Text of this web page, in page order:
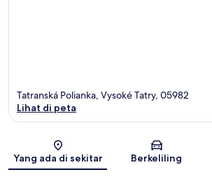
Peta
Tatranská Polianka, Vysoké Tatry, 05982
Lihat di peta
Yang ada di sekitar Berkeliling